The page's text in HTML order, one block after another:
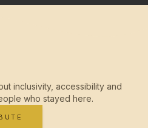
inclusivity, accessibility and
who stayed here.